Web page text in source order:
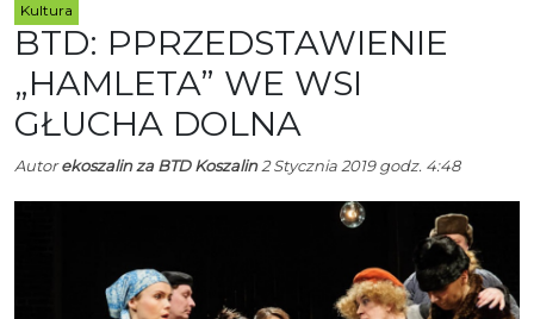
Kultura
BTD: PPRZEDSTAWIENIE
„HAMLETA” WE WSI
GŁUCHA DOLNA
Autorekoszalin za BTD Koszalin2 Stycznia 2019 godz. 4:48